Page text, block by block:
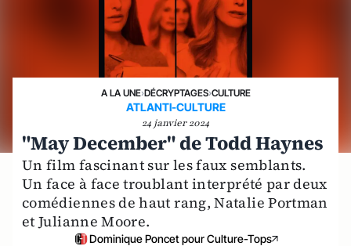
A LA UNE›DÉCRYPTAGES›CULTURE
ATLANTI-CULTURE
24 janvier 2024
"May December" de Todd Haynes
Un film fascinant sur les faux semblants.
Un face à face troublant interprété par deux
comédiennes de haut rang, Natalie Portman
et Julianne Moore.
Dominique Poncet pour Culture-Tops